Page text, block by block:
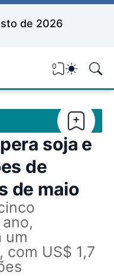
de 2026
0
soja e
de
de maio
um
US$ 1,7